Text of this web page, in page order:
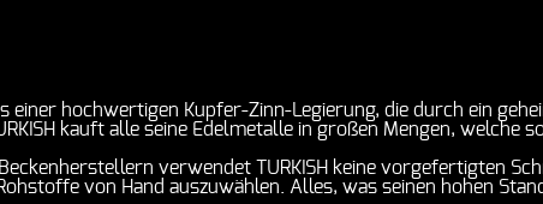
einer hochwertigen Kupfer-Zinn-Legierung, die durch ein
kauft alle seine Edelmetalle in großen Mengen,
verwendet TURKISH keine vorgefertigten
von Hand auszuwählen. Alles, was seinen hohen